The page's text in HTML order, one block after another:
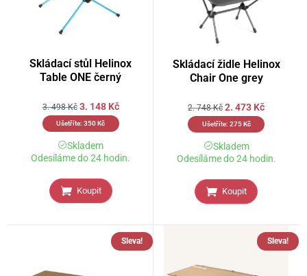
Skládací stůl Helinox
Table ONE černý
3. 498Kč 3. 148 Kč
Ušetříte: 350Kč
Skladem
Odesíláme do 24 hodin.
Koupit
Skládací židle Helinox
Chair One grey
2. 748Kč 2. 473 Kč
Ušetříte: 275Kč
Skladem
Odesíláme do 24 hodin.
Koupit
Sleva! Sleva!